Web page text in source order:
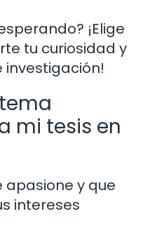
¡Elige
tu curiosidad y
investigación!
mi tesis en
apasione y que
intereses